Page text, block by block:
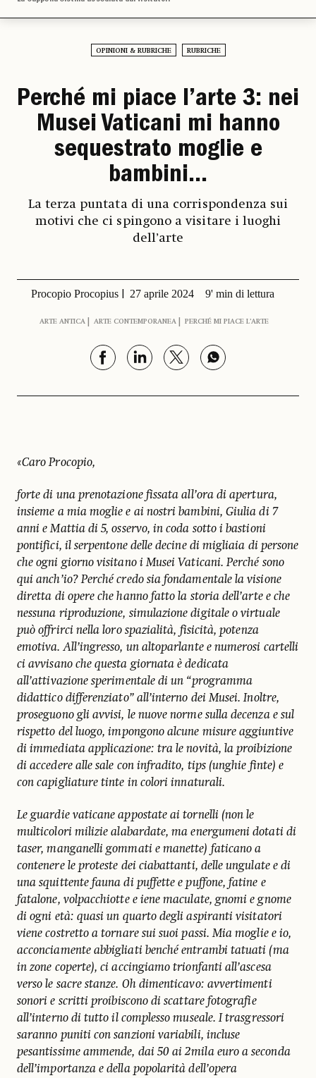
OPINIONI & RUBRICHE RUBRICHE
Perché mi piace l’arte 3: nei
Musei Vaticani mi hanno
sequestrato moglie e
bambini...
La terza puntata di una corrispondenza sui
motivi che ci spingono a visitare i luoghi
dell’arte
Procopio Procopius 27 aprile 2024 9' min di lettura
ARTE ANTICA ARTE CONTEMPORANEA PERCHÉ MI PIACE L’ARTE
«Caro Procopio,
forte di una prenotazione fissata all’ora di apertura,
insieme a mia moglie e ai nostri bambini, Giulia di 7
anni e Mattia di 5, osservo, in coda sotto i bastioni
pontifici, il serpentone delle decine di migliaia di persone
che ogni giorno visitano i Musei Vaticani. Perché sono
qui anch’io? Perché credo sia fondamentale la visione
diretta di opere che hanno fatto la storia dell’arte e che
nessuna riproduzione, simulazione digitale o virtuale
può offrirci nella loro spazialità, fisicità, potenza
emotiva. All’ingresso, un altoparlante e numerosi cartelli
ci avvisano che questa giornata è dedicata
all’attivazione sperimentale di un “programma
didattico differenziato” all’interno dei Musei. Inoltre,
proseguono gli avvisi, le nuove norme sulla decenza e sul
rispetto del luogo, impongono alcune misure aggiuntive
di immediata applicazione: tra le novità, la proibizione
di accedere alle sale con infradito, tips (unghie finte) e
con capigliature tinte in colori innaturali.
Le guardie vaticane appostate ai tornelli (non le
multicolori milizie alabardate, ma energumeni dotati di
taser, manganelli gommati e manette) faticano a
contenere le proteste dei ciabattanti, delle ungulate e di
una squittente fauna di puffette e puffone, fatine e
fatalone, volpacchiotte e iene maculate, gnomi e gnome
di ogni età: quasi un quarto degli aspiranti visitatori
viene costretto a tornare sui suoi passi. Mia moglie e io,
acconciamente abbigliati benché entrambi tatuati (ma
in zone coperte), ci accingiamo trionfanti all’ascesa
verso le sacre stanze. Oh dimenticavo: avvertimenti
sonori e scritti proibiscono di scattare fotografie
all’interno di tutto il complesso museale. I trasgressori
saranno puniti con sanzioni variabili, incluse
pesantissime ammende, dai 50 ai 2mila euro a seconda
dell’importanza e della popolarità dell’opera